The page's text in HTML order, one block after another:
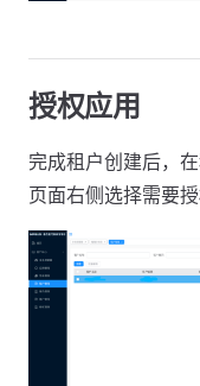
授权应用
完成租户创建后，
页面右侧选择需要